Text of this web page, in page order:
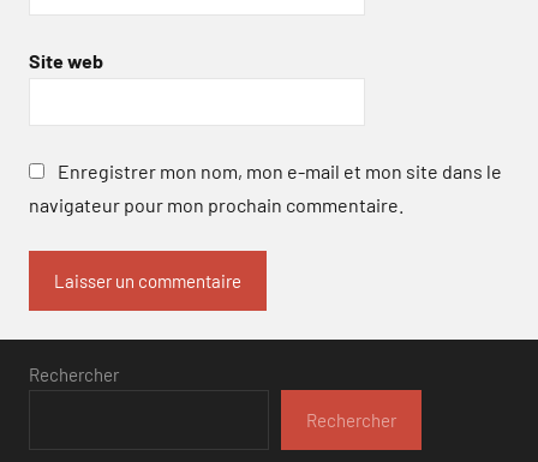
Site web
Enregistrer mon nom, mon e-mail et mon site dans le
navigateur pour mon prochain commentaire.
Rechercher
Rechercher